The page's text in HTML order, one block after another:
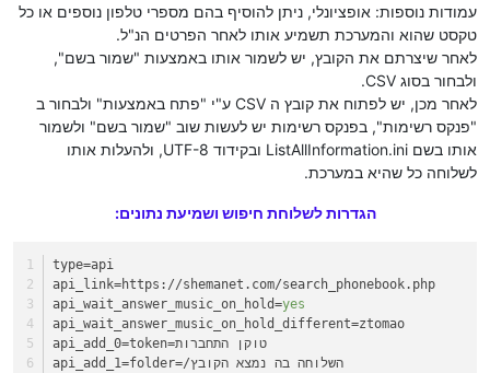
עמודות נוספות: אופציונלי, ניתן להוסיף בהם מספרי טלפון נוספים או כל
טקסט שהוא והמערכת תשמיע אותו לאחר הפרטים הנ"ל.
לאחר שיצרתם את הקובץ, יש לשמור אותו באמצעות "שמור בשם",
ולבחור בסוג CSV.
לאחר מכן, יש לפתוח את קובץ ה CSV ע"י "פתח באמצעות" ולבחור ב
"פנקס רשימות", בפנקס רשימות יש לעשות שוב "שמור בשם" ולשמור
אותו בשם ListAllInformation.ini ובקידוד UTF-8, ולהעלות אותו
לשלוחה כל שהיא במערכת.
הגדרות לשלוחת חיפוש ושמיעת נתונים:
type=api
api_link=https://shemanet.com/search_phonebook.php
api_wait_answer_music_on_hold=yes
api_wait_answer_music_on_hold_different=ztomao
api_add_0
=token=טוקן התחברות
api_add_1
=folder=/השלוחה בה נמצא הקובץ